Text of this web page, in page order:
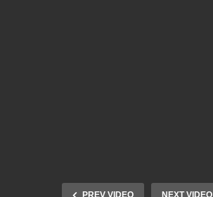
PREV VIDEO NEXT VIDEO